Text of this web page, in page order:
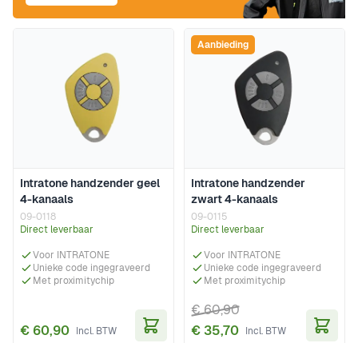
Intratone handzender geel
4-kanaals
09-0118
Direct leverbaar
Voor INTRATONE
Unieke code ingegraveerd
Met proximitychip
€ 60,90
Intratone handzender
zwart 4-kanaals
09-0115
Direct leverbaar
Voor INTRATONE
Unieke code ingegraveerd
Met proximitychip
€ 35,70
€ 60,90
Aanbieding